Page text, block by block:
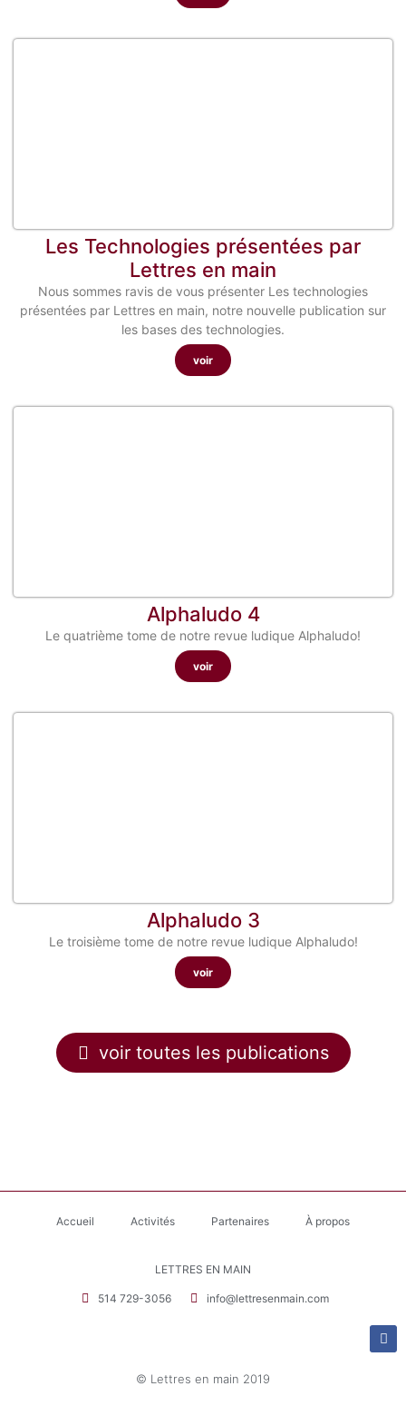
Les Technologies présentées par
Lettres en main
Nous sommes ravis de vous présenter Les technologies
présentées par Lettres en main, notre nouvelle publication sur
les bases des technologies.
voir
Alphaludo 4
Le quatrième tome de notre revue ludique Alphaludo!
voir
Alphaludo 3
Le troisième tome de notre revue ludique Alphaludo!
voir
voir toutes les publications
Accueil Activités Partenaires À propos
LETTRES EN MAIN
514 729-3056 info@lettresenmain.com
© Lettres en main 2019